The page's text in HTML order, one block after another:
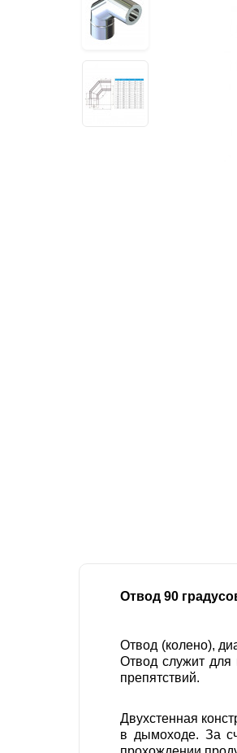
Отвод 90
Отвод (колено),
Отвод служит для
препятствий.
Двухстенная
в дымоходе. За